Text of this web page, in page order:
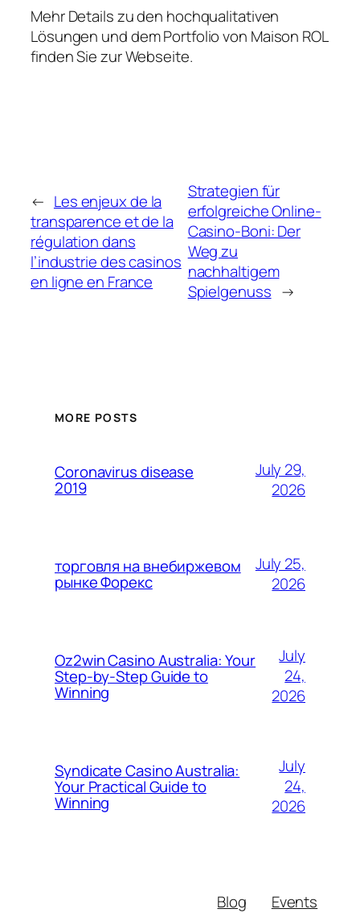
Mehr Details zu den hochqualitativen
Lösungen und dem Portfolio von Maison ROL
finden Sie zur Webseite.
← Les enjeux de la
transparence et de la
régulation dans
l’industrie des casinos
en ligne en France
Strategien für
erfolgreiche Online-
Casino-Boni: Der
Weg zu
nachhaltigem
Spielgenuss →
MORE POSTS
Coronavirus disease
2019
July 29,
2026
торговля на внебиржевом
рынке Форекс
July 25,
2026
Oz2win Casino Australia: Your
Step-by-Step Guide to
Winning
July
24,
2026
Syndicate Casino Australia:
Your Practical Guide to
Winning
July
24,
2026
Blog
Events